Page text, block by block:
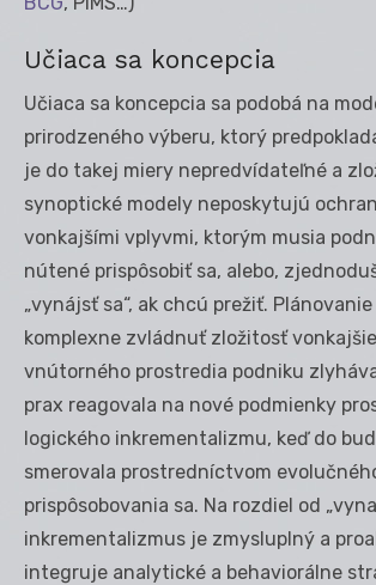
Učiaca sa koncepcia
Učiaca sa koncepcia sa podobá na
prirodzeného výberu, ktorý
je do takej miery nepredvídateľné a
synoptické modely neposkytujú
vonkajšími vplyvmi, ktorým musia
nútené prispôsobiť sa, alebo,
„vynájsť sa“, ak chcú prežiť.
komplexne zvládnuť zložitosť
vnútorného prostredia podniku
prax reagovala na nové podmienky
logického inkrementalizmu, keď do
smerovala prostredníctvom
prispôsobovania sa. Na rozdiel od
inkrementalizmus je zmysluplný a
integruje analytické a behaviorálne